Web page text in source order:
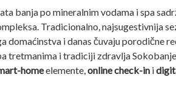
banja po mineralnim vodama i spa
Tradicionalno, najsugestivnija
domaćinstva i danas čuvaju porodične
tretmanima i tradiciji zdravlja
homeelemente,online check-in i